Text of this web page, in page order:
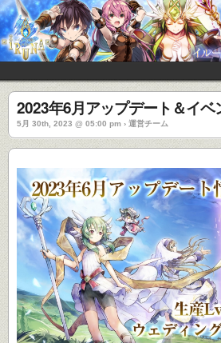
2023年6月アップデート＆イベ
5月 30th, 2023 @ 05:00 pm › 運営チーム